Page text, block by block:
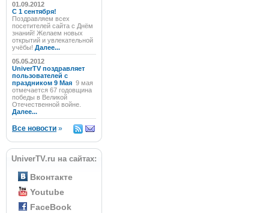
01.09.2012
C 1 сентября!
Поздравляем всех
посетителей сайта с Днём
знаний! Желаем новых
открытий и увлекательной
учёбы! Далее...
05.05.2012
UniverTV поздравляет
пользователей с
праздником 9 Мая 9 мая
отмечается 67 годовщина
победы в Великой
Отечественной войне.
Далее...
Все новости »
UniverTV.ru на сайтах:
Вконтакте
Youtube
FaceBook